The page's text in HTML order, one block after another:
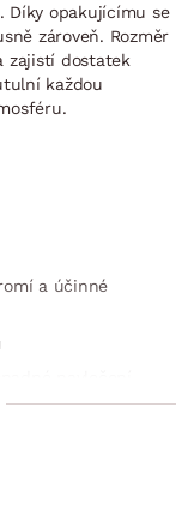
Díky opakujícímu se
zároveň. Rozměr
zajistí dostatek
každou
a účinné